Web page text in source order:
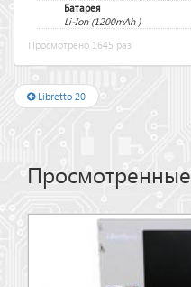
Батарея
Li-Ion (1200mAh )
Просмотрено 1645 раз
Libretto 20
Просмотренные